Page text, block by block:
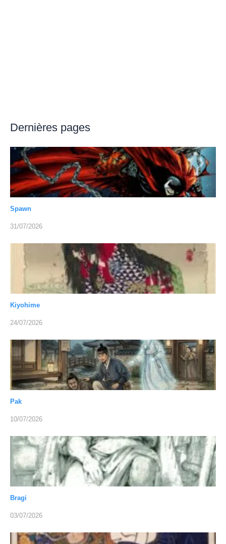
Dernières pages
Spawn
31/07/2026
Kiyohime
24/07/2026
Pak
10/07/2026
Bragi
03/07/2026